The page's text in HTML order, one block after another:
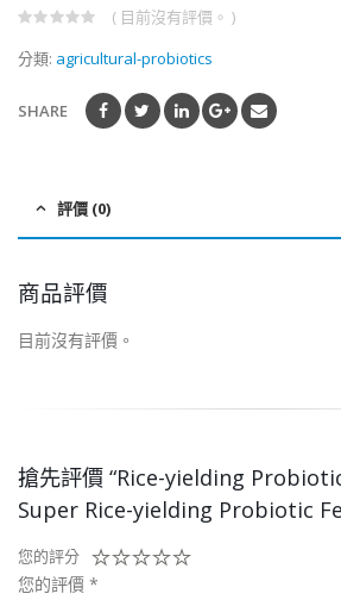
out
of
( 目前沒有評價。 )
分類: agricultural-probiotics
SHARE
評價 (0)
商品評價
目前沒有評價。
搶先評價 “Rice-yielding
Super Rice-yielding Probiotic
您的評分
您的評價*